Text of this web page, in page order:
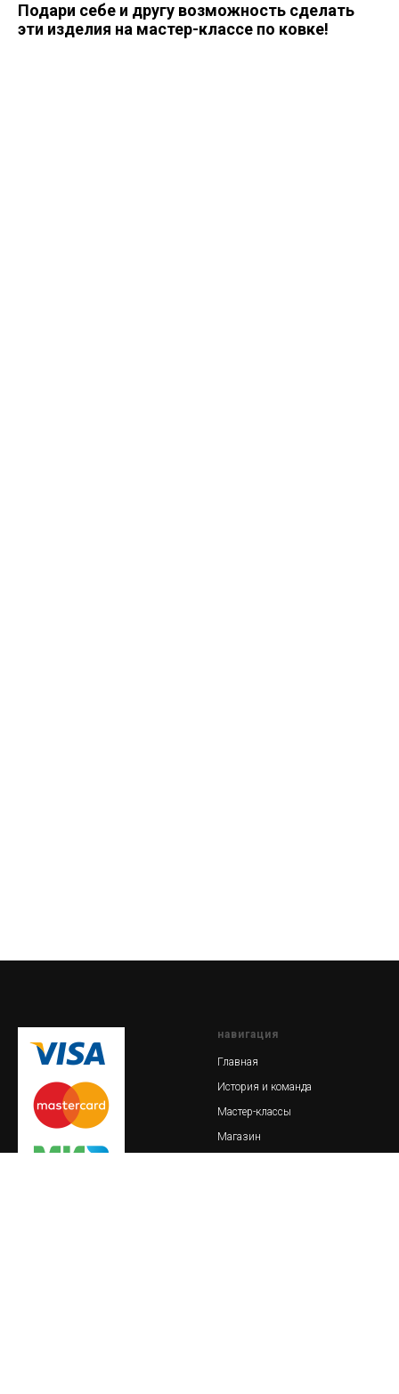
Подари себе и другу возможность сделать
эти изделия на мастер-классе по ковке!
навигация
Главная
История и команда
Мастер-классы
Магазин